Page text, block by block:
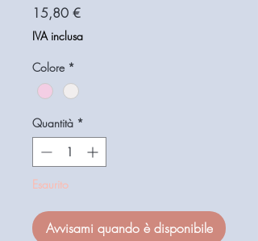
15,80 €Prezzo
IVA inclusa
Colore *
Quantità *
Esaurito
Avvisami quando è disponibile